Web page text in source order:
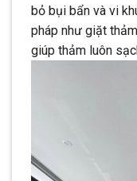
bỏ bụi bẩn và vi
pháp như giặt
giúp thảm luôn